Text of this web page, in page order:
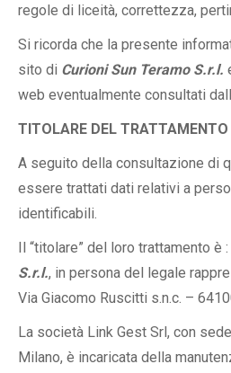
regole di liceità, correttezza,
Si ricorda che la presente
sito di Curioni Sun Teramo S.r.l.
web eventualmente consultati
TITOLARE DEL TRATTAMENTO
A seguito della consultazione di
essere trattati dati relativi a
identificabili.
Il “titolare” del loro trattamento è :
S.r.l., in persona del legale
Via Giacomo Ruscitti s.n.c. –
La società Link Gest Srl, con
Milano, è incaricata della